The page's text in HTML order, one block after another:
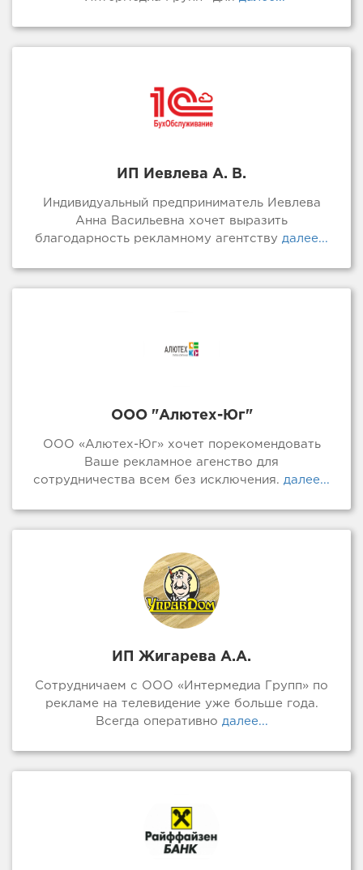
ИП Иевлева А. В.
Индивидуальный предприниматель Иевлева
Анна Васильевна хочет выразить
благодарность рекламному агентству далее...
ООО "Алютех-Юг"
ООО «Алютех-Юг» хочет порекомендовать
Ваше рекламное агенство для
сотрудничества всем без исключения. далее...
ИП Жигарева А.А.
Сотрудничаем с ООО «Интермедиа Групп» по
рекламе на телевидение уже больше года.
Всегда оперативно далее...